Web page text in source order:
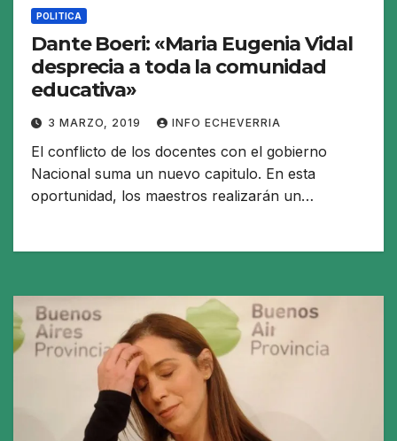
POLITICA
Dante Boeri: «Maria Eugenia Vidal
desprecia a toda la comunidad
educativa»
3 MARZO, 2019 INFO ECHEVERRIA
El conflicto de los docentes con el gobierno
Nacional suma un nuevo capitulo. En esta
oportunidad, los maestros realizarán un…